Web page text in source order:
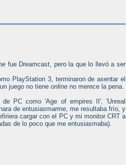
fue Dreamcast, pero la que lo llevó a ser
PlayStation 3, terminaron de asentar el
juego no tiene online no merece la pena.
PC como 'Age of empires II', 'Unreal
de entusiasmarme, me resultaba frío, y
cargar con el PC y mi monitor CRT a
de lo poco que me entusiasmaba).